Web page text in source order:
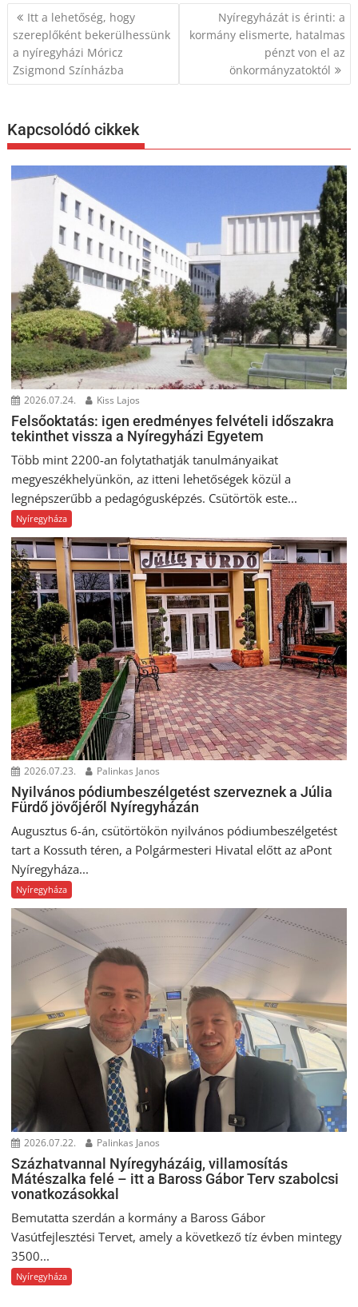
Bejegyzés
navigáció
Itt a lehetőség, hogy
szereplőként bekerülhessünk
a nyíregyházi Móricz
Zsigmond Színházba
Nyíregyházát is érinti: a
kormány elismerte, hatalmas
pénzt von el az
önkormányzatoktól
Kapcsolódó cikkek
2026.07.24. Kiss Lajos
Felsőoktatás: igen eredményes felvételi időszakra
tekinthet vissza a Nyíregyházi Egyetem
Több mint 2200-an folytathatják tanulmányaikat
megyeszékhelyünkön, az itteni lehetőségek közül a
legnépszerűbb a pedagógusképzés. Csütörtök este...
Nyíregyháza
2026.07.23. Palinkas Janos
Nyilvános pódiumbeszélgetést szerveznek a Júlia
Fürdő jövőjéről Nyíregyházán
Augusztus 6-án, csütörtökön nyilvános pódiumbeszélgetést
tart a Kossuth téren, a Polgármesteri Hivatal előtt az aPont
Nyíregyháza...
Nyíregyháza
2026.07.22. Palinkas Janos
Százhatvannal Nyíregyházáig, villamosítás
Mátészalka felé – itt a Baross Gábor Terv szabolcsi
vonatkozásokkal
Bemutatta szerdán a kormány a Baross Gábor
Vasútfejlesztési Tervet, amely a következő tíz évben mintegy
3500...
Nyíregyháza